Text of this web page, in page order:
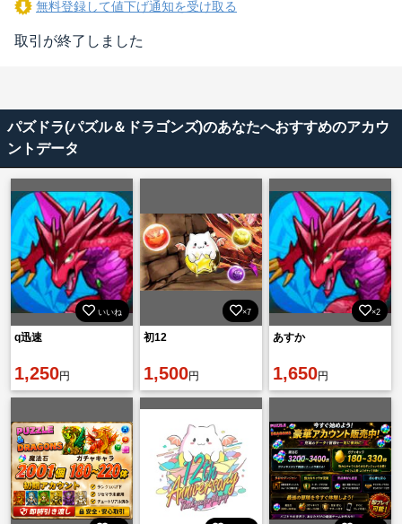
無料登録して値下げ通知を受け取る
取引が終了しました
パズドラ(パズル＆ドラゴンズ)のあなたへおすすめのアカウ
ントデータ
いいね
q迅速
1,250円
×7
初12
1,500円
×2
あすか
1,650円